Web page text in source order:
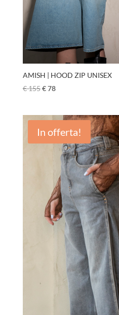
AMISH | HOOD ZIP UNISEX
€155€78
In offerta!